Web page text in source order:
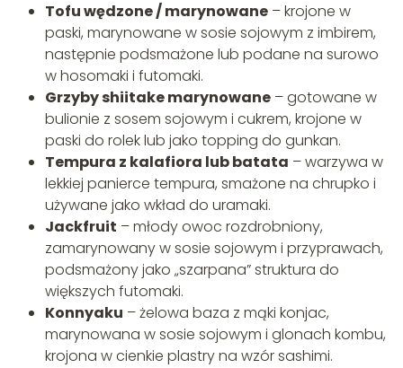
Tofu wędzone / marynowane– krojone w
paski, marynowane w sosie sojowym z imbirem,
następnie podsmażone lub podane na surowo
w hosomaki i futomaki.
Grzyby shiitake marynowane– gotowane w
bulionie z sosem sojowym i cukrem, krojone w
paski do rolek lub jako topping do gunkan.
Tempura z kalafiora lub batata – warzywa w
lekkiej panierce tempura, smażone na chrupko i
używane jako wkład do uramaki.
Jackfruit – młody owoc rozdrobniony,
zamarynowany w sosie sojowym i przyprawach,
podsmażony jako „szarpana” struktura do
większych futomaki.
Konnyaku – żelowa baza z mąki konjac,
marynowana w sosie sojowym i glonach kombu,
krojona w cienkie plastry na wzór sashimi.